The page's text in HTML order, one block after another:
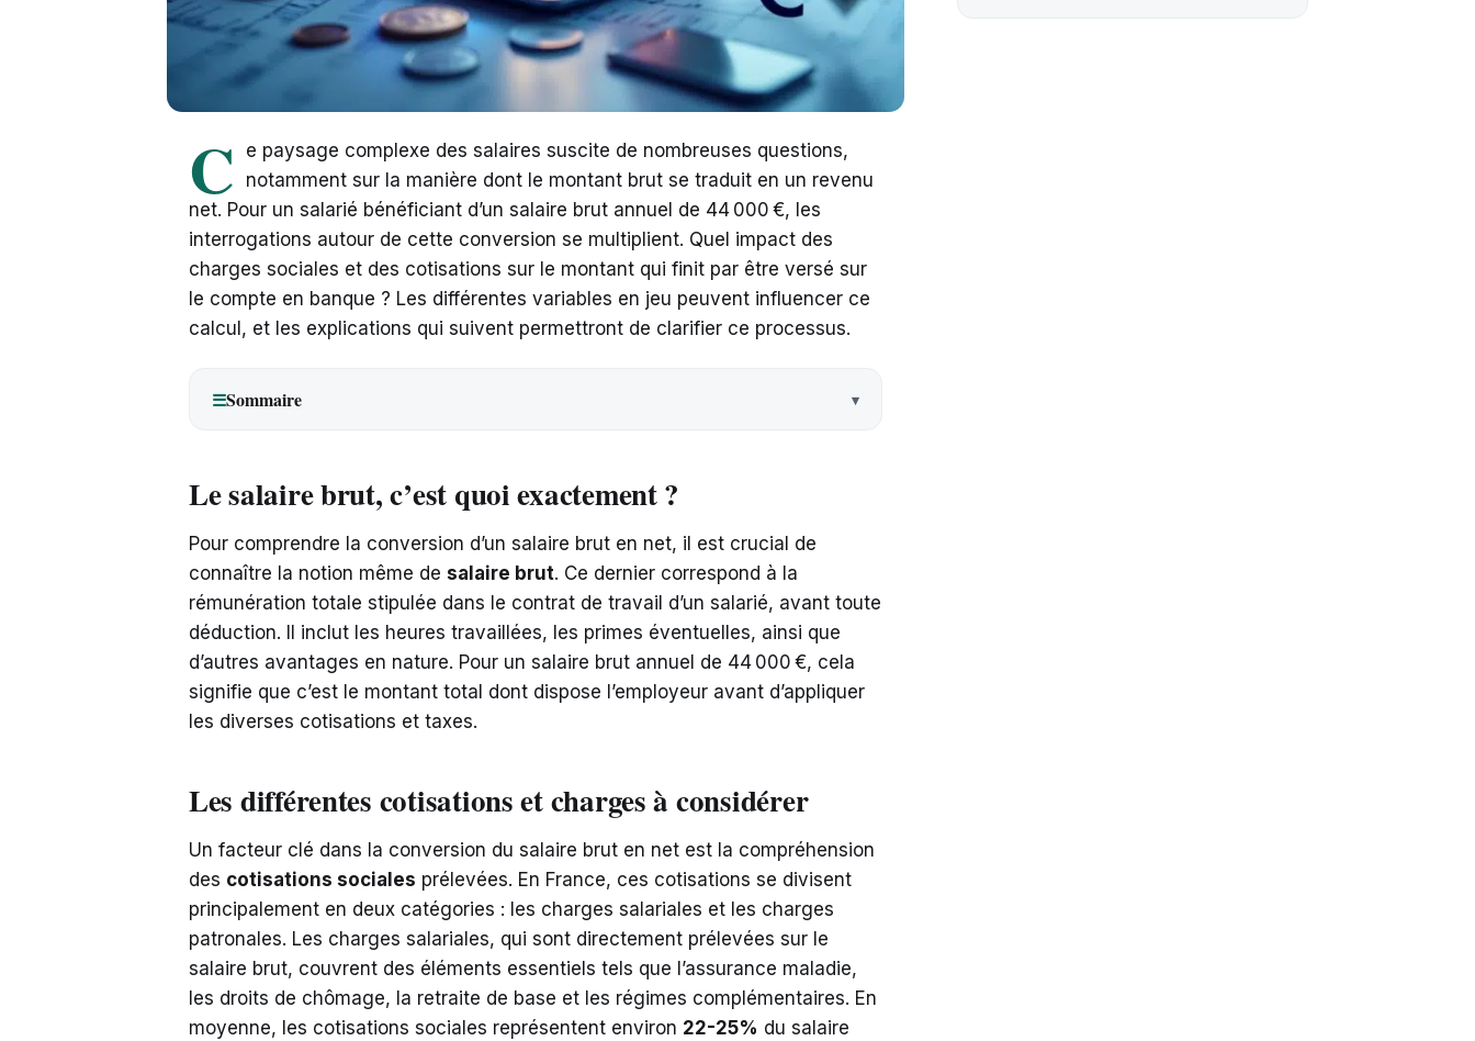
C
e paysage complexe des salaires suscite de nombreuses questions,
notamment sur la manière dont le montant brut se traduit en un revenu
net. Pour un salarié bénéficiant d’un salaire brut annuel de 44 000 €, les
interrogations autour de cette conversion se multiplient. Quel impact des
charges sociales et des cotisations sur le montant qui finit par être versé sur
le compte en banque ? Les différentes variables en jeu peuvent influencer ce
calcul, et les explications qui suivent permettront de clarifier ce processus.
☰Sommaire
Le salaire brut, c’est quoi exactement ?
Pour comprendre la conversion d’un salaire brut en net, il est crucial de
connaître la notion même de salaire brut. Ce dernier correspond à la
rémunération totale stipulée dans le contrat de travail d’un salarié, avant toute
déduction. Il inclut les heures travaillées, les primes éventuelles, ainsi que
d’autres avantages en nature. Pour un salaire brut annuel de 44 000 €, cela
signifie que c’est le montant total dont dispose l’employeur avant d’appliquer
les diverses cotisations et taxes.
Les différentes cotisations et charges à considérer
Un facteur clé dans la conversion du salaire brut en net est la compréhension
des cotisations sociales prélevées. En France, ces cotisations se divisent
principalement en deux catégories : les charges salariales et les charges
patronales. Les charges salariales, qui sont directement prélevées sur le
salaire brut, couvrent des éléments essentiels tels que l’assurance maladie,
les droits de chômage, la retraite de base et les régimes complémentaires. En
moyenne, les cotisations sociales représentent environ 22-25% du salaire